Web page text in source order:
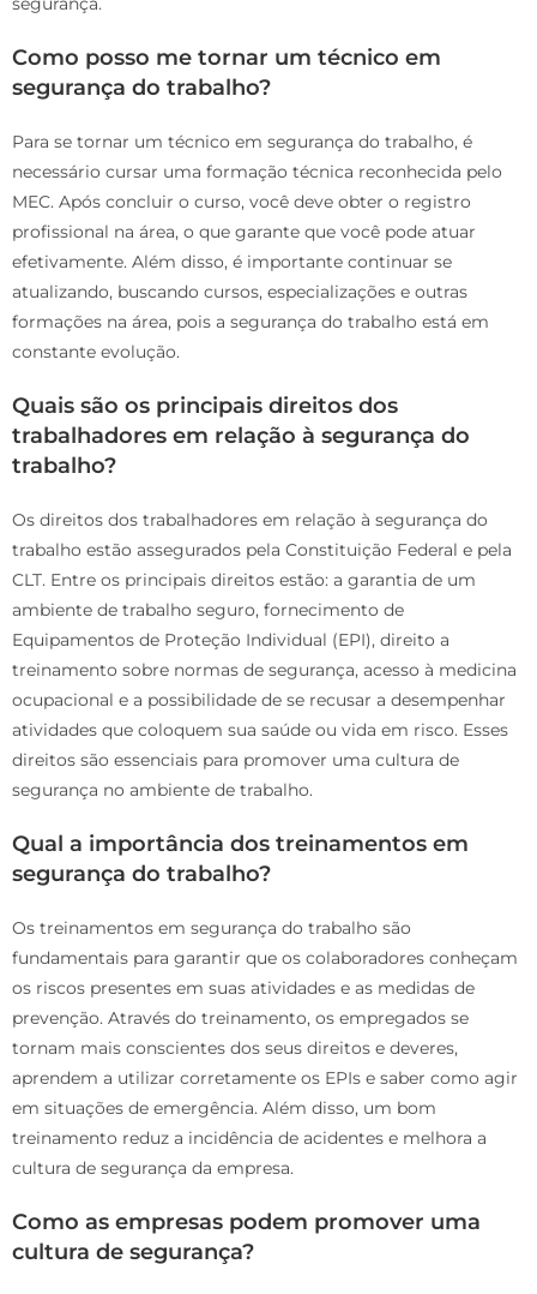
Como posso me tornar um técnico em
segurança do trabalho?
Para se tornar um técnico em segurança do trabalho, é
necessário cursar uma formação técnica reconhecida pelo
MEC. Após concluir o curso, você deve obter o registro
profissional na área, o que garante que você pode atuar
efetivamente. Além disso, é importante continuar se
atualizando, buscando cursos, especializações e outras
formações na área, pois a segurança do trabalho está em
constante evolução.
Quais são os principais direitos dos
trabalhadores em relação à segurança do
trabalho?
Os direitos dos trabalhadores em relação à segurança do
trabalho estão assegurados pela Constituição Federal e pela
CLT. Entre os principais direitos estão: a garantia de um
ambiente de trabalho seguro, fornecimento de
Equipamentos de Proteção Individual (EPI), direito a
treinamento sobre normas de segurança, acesso à medicina
ocupacional e a possibilidade de se recusar a desempenhar
atividades que coloquem sua saúde ou vida em risco. Esses
direitos são essenciais para promover uma cultura de
segurança no ambiente de trabalho.
Qual a importância dos treinamentos em
segurança do trabalho?
Os treinamentos em segurança do trabalho são
fundamentais para garantir que os colaboradores conheçam
os riscos presentes em suas atividades e as medidas de
prevenção. Através do treinamento, os empregados se
tornam mais conscientes dos seus direitos e deveres,
aprendem a utilizar corretamente os EPIs e saber como agir
em situações de emergência. Além disso, um bom
treinamento reduz a incidência de acidentes e melhora a
cultura de segurança da empresa.
Como as empresas podem promover uma
cultura de segurança?